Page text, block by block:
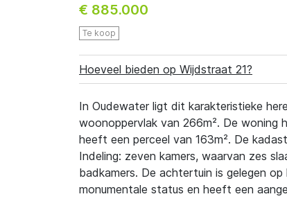
€ 885.000
Te koop
Hoeveel bieden op Wijdstraat 21?
In Oudewater ligt dit karakteristieke
woonoppervlak van 266m². De woning
heeft een perceel van 163m². De
Indeling: zeven kamers, waarvan zes
badkamers. De achtertuin is gelegen
monumentale status en heeft een